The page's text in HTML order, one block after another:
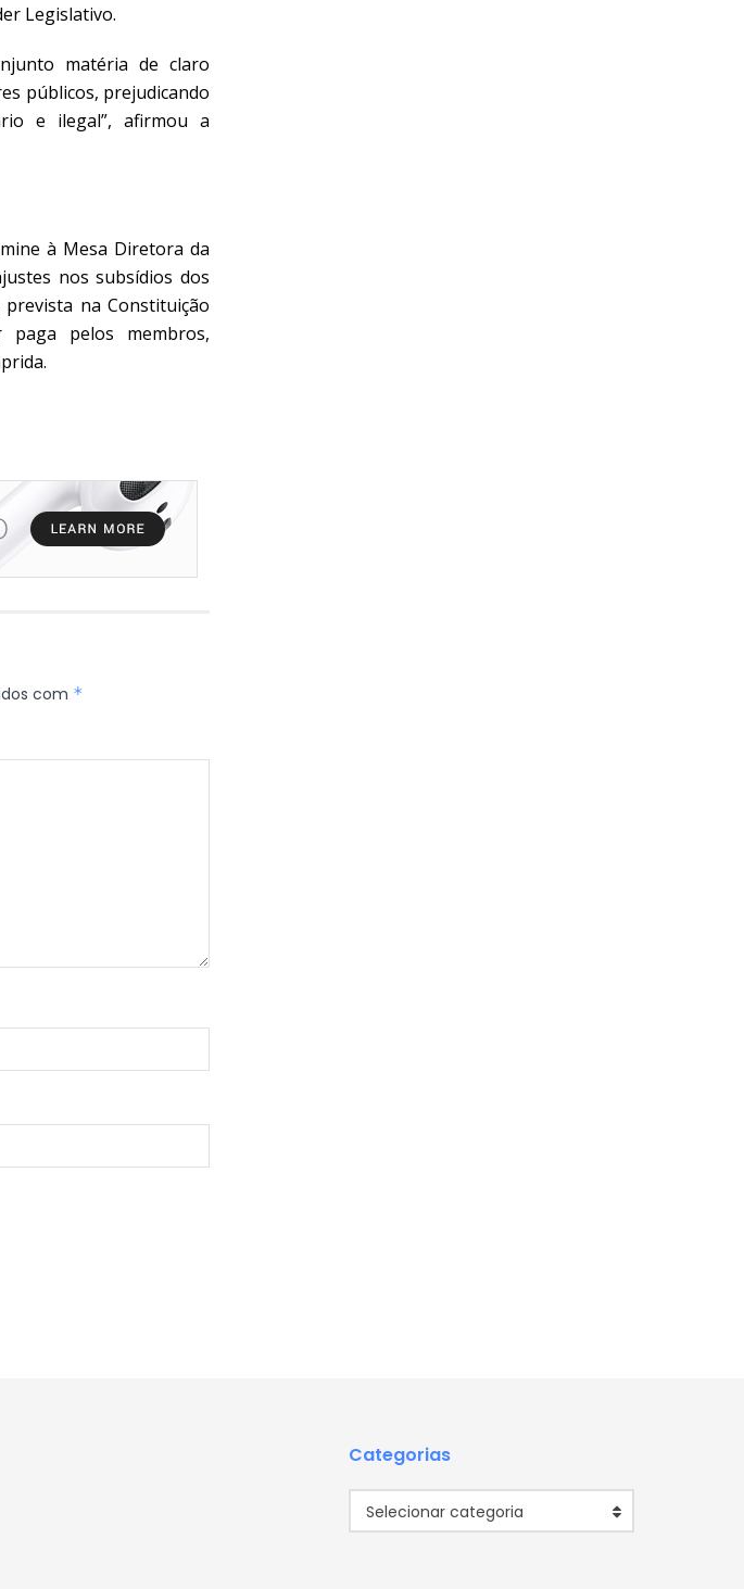
Legislativo.
matéria de claro
públicos, prejudicando
e ilegal”, afirmou a
à Mesa Diretora da
nos subsídios dos
na Constituição
pelos membros,
com *
Categorias
Selecionar categoria